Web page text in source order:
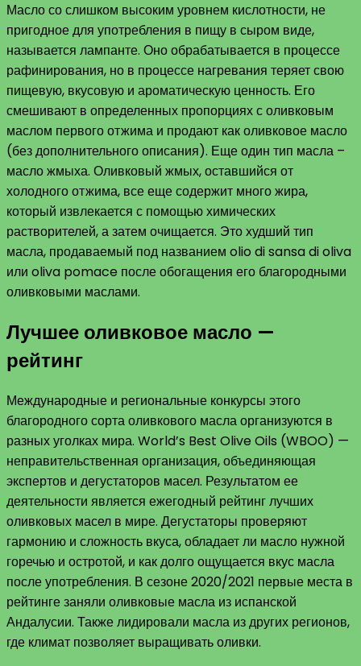
Масло со слишком высоким уровнем кислотности, не
пригодное для употребления в пищу в сыром виде,
называется лампанте. Оно обрабатывается в процессе
рафинирования, но в процессе нагревания теряет свою
пищевую, вкусовую и ароматическую ценность. Его
смешивают в определенных пропорциях с оливковым
маслом первого отжима и продают как оливковое масло
(без дополнительного описания). Еще один тип масла –
масло жмыха. Оливковый жмых, оставшийся от
холодного отжима, все еще содержит много жира,
который извлекается с помощью химических
растворителей, а затем очищается. Это худший тип
масла, продаваемый под названием olio di sansa di oliva
или oliva pomace после обогащения его благородными
оливковыми маслами.
Лучшее оливковое масло —
рейтинг
Международные и региональные конкурсы этого
благородного сорта оливкового масла организуются в
разных уголках мира. World’s Best Olive Oils (WBOO) —
неправительственная организация, объединяющая
экспертов и дегустаторов масел. Результатом ее
деятельности является ежегодный рейтинг лучших
оливковых масел в мире. Дегустаторы проверяют
гармонию и сложность вкуса, обладает ли масло нужной
горечью и остротой, и как долго ощущается вкус масла
после употребления. В сезоне 2020/2021 первые места в
рейтинге заняли оливковые масла из испанской
Андалусии. Также лидировали масла из других регионов,
где климат позволяет выращивать оливки.